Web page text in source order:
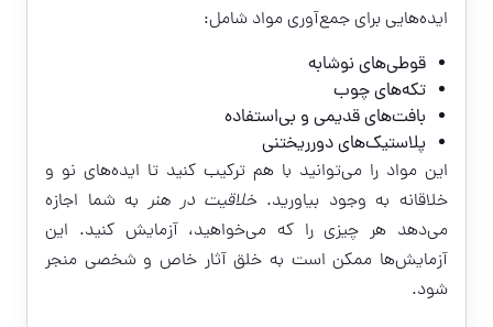
ایده‌هایی برای جمع‌آوری مواد شامل:
قوطی‌های نوشابه
تکه‌های چوب
بافت‌های قدیمی و بی‌استفاده
پلاستیک‌های دورریختنی
این مواد را می‌توانید با هم ترکیب کنید تا ایده‌های نو و
خلاقانه به وجود بیاورید. خلاقیت در هنربه شما اجازه
می‌دهد هر چیزی را که می‌خواهید، آزمایش کنید. این
آزمایش‌ها ممکن است به خلق آثار خاص و شخصی منجر
شود.